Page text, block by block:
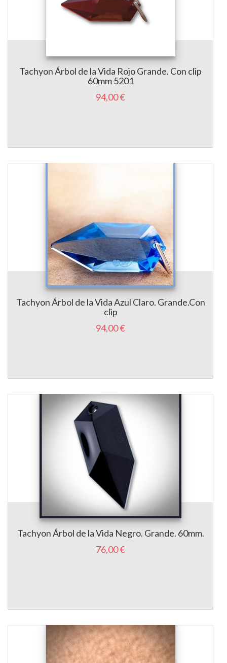
Tachyon Árbol de la Vida Rojo Grande. Con clip
94,00 €
Tachyon Árbol de la Vida Azul Claro. Grande.Con
clip
94,00 €
Tachyon Árbol de la Vida Negro. Grande. 60mm.
76,00 €